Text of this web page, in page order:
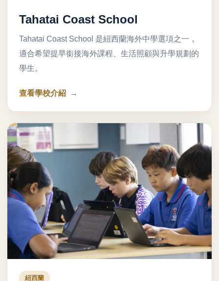
Tahatai Coast School
Tahatai Coast School 是紐西蘭海外中學選項之一，
適合希望提早銜接海外課程、生活照顧與升學規劃的
學生。
查看學校介紹
紐西蘭